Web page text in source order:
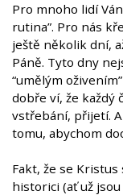
Pro mnoho lidí
rutina”. Pro nás
ještě několik dní,
Páně. Tyto dny
“umělým
dobře ví, že každý
vstřebání, přijetí.
tomu, abychom
Fakt, že se
historici (ať už